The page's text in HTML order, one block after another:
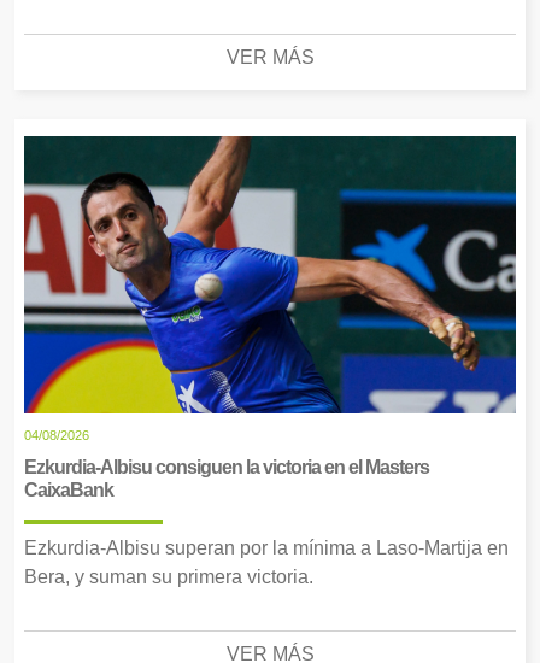
VER MÁS
04/08/2026
Ezkurdia-Albisu consiguen la victoria en el Masters
CaixaBank
Ezkurdia-Albisu superan por la mínima a Laso-Martija en
Bera, y suman su primera victoria.
VER MÁS